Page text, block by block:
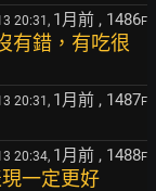
20:31, 1月前 , 1486F
有錯，有吃很
20:31, 1月前 , 1487F
20:34, 1月前 , 1488F
一定更好